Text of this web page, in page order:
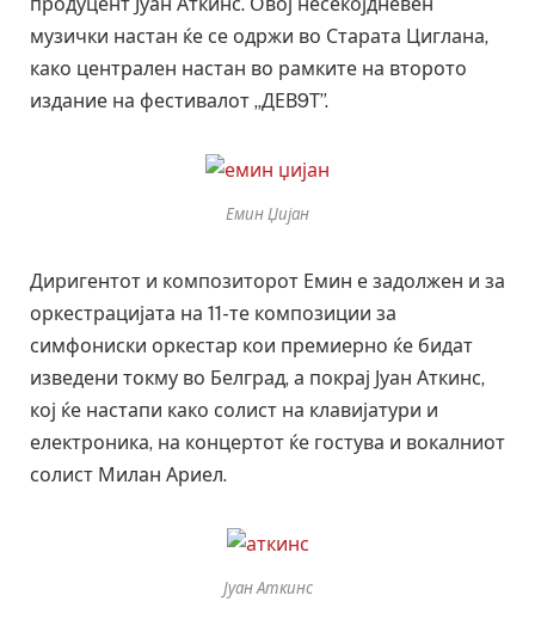
музички настан ќе се одржи во Старата Циглана,
како централен настан во рамките на второто
издание на фестивалот „ДЕВ9Т”.
Емин Џијан
Диригентот и композиторот Емин е задолжен и за
оркестрацијата на 11-те композиции за
симфониски оркестар кои премиерно ќе бидат
изведени токму во Белград, а покрај Јуан Аткинс,
кој ќе настапи како солист на клавијатури и
електроника, на концертот ќе гостува и вокалниот
солист Милан Ариел.
Јуан Аткинс